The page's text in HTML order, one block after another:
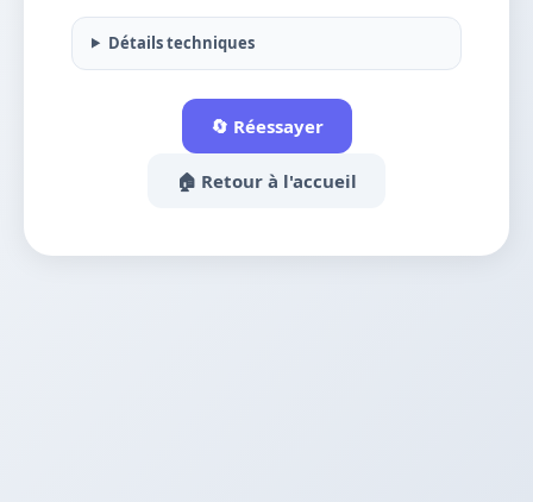
Détails techniques
🔄 Réessayer
🏠 Retour à l'accueil